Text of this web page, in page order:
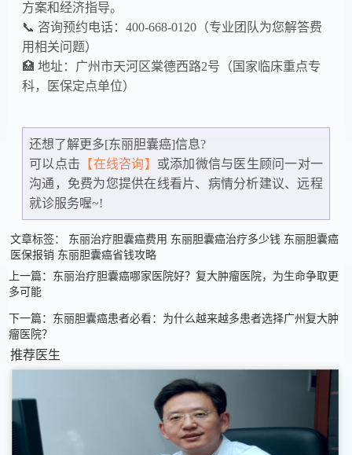
方案和经济指导。
📞 咨询预约电话：400-668-0120（专业团队为您解答费
用相关问题）
🏥 地址：广州市天河区棠德西路2号（国家临床重点专
科，医保定点单位）
还想了解更多[东丽胆囊癌]信息?
可以点击 【在线咨询】 或添加微信与医生顾问一对一
沟通，免费为您提供在线看片、病情分析建议、远程
就诊服务喔~!
文章标签： 东丽治疗胆囊癌费用 东丽胆囊癌治疗多少钱 东丽胆囊癌
医保报销 东丽胆囊癌省钱攻略
上一篇：东丽治疗胆囊癌哪家医院好？复大肿瘤医院，为生命争取更
多可能
下一篇：东丽胆囊癌患者必看：为什么越来越多患者选择广州复大肿
瘤医院？
推荐医生